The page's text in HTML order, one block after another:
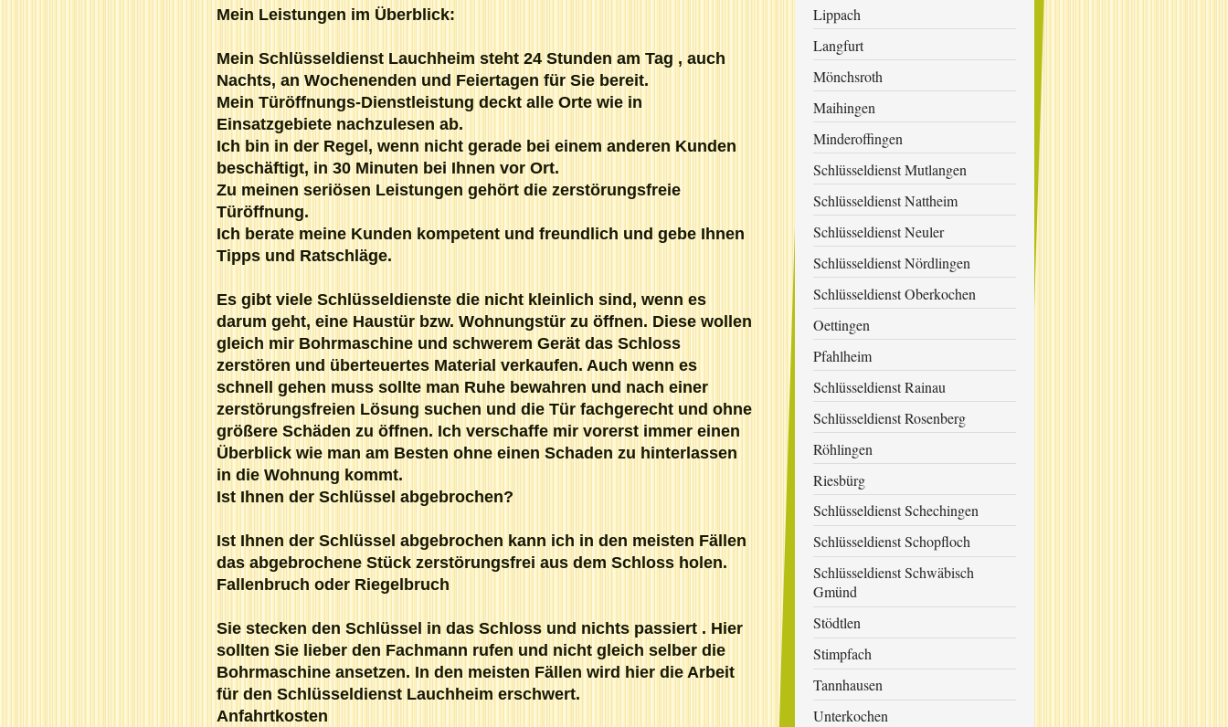
Mein Leistungen im Überblick:
Mein Schlüsseldienst Lauchheim steht 24 Stunden am Tag , auch
Nachts, an Wochenenden und Feiertagen für Sie bereit.
Mein Türöffnungs-Dienstleistung deckt alle Orte wie in
Einsatzgebiete nachzulesen ab.
Ich bin in der Regel, wenn nicht gerade bei einem anderen Kunden
beschäftigt, in 30 Minuten bei Ihnen vor Ort.
Zu meinen seriösen Leistungen gehört die zerstörungsfreie
Türöffnung.
Ich berate meine Kunden kompetent und freundlich und gebe Ihnen
Tipps und Ratschläge.
Es gibt viele Schlüsseldienste die nicht kleinlich sind, wenn es
darum geht, eine Haustür bzw. Wohnungstür zu öffnen. Diese wollen
gleich mir Bohrmaschine und schwerem Gerät das Schloss
zerstören und überteuertes Material verkaufen. Auch wenn es
schnell gehen muss sollte man Ruhe bewahren und nach einer
zerstörungsfreien Lösung suchen und die Tür fachgerecht und ohne
größere Schäden zu öffnen. Ich verschaffe mir vorerst immer einen
Überblick wie man am Besten ohne einen Schaden zu hinterlassen
in die Wohnung kommt.
Ist Ihnen der Schlüssel abgebrochen?
Ist Ihnen der Schlüssel abgebrochen kann ich in den meisten Fällen
das abgebrochene Stück zerstörungsfrei aus dem Schloss holen.
Fallenbruch oder Riegelbruch
Sie stecken den Schlüssel in das Schloss und nichts passiert . Hier
sollten Sie lieber den Fachmann rufen und nicht gleich selber die
Bohrmaschine ansetzen. In den meisten Fällen wird hier die Arbeit
für den Schlüsseldienst Lauchheim erschwert.
Anfahrtkosten
Lippach
Langfurt
Mönchsroth
Maihingen
Minderoffingen
Schlüsseldienst Mutlangen
Schlüsseldienst Nattheim
Schlüsseldienst Neuler
Schlüsseldienst Nördlingen
Schlüsseldienst Oberkochen
Oettingen
Pfahlheim
Schlüsseldienst Rainau
Schlüsseldienst Rosenberg
Röhlingen
Riesbürg
Schlüsseldienst Schechingen
Schlüsseldienst Schopfloch
Schlüsseldienst Schwäbisch
Gmünd
Stödtlen
Stimpfach
Tannhausen
Unterkochen